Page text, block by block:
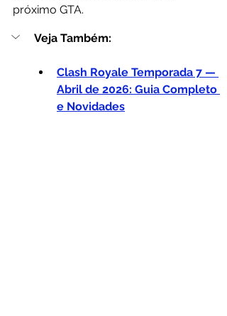
próximo GTA.
Veja Também:
Clash Royale Temporada 7 —
Abril de 2026: Guia Completo
e Novidades